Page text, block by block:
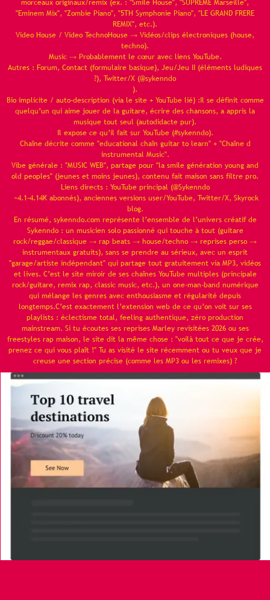
morceaux originaux/remix (ex. : "Smile House", "SUPREME Marseille",
"Eminem Mix", "Zombie Piano", "5TH Symphonie Piano", "LE GRAND FRERE
REMIX", etc.).
Video House / Video TechnoHouse → Vidéos/clips électroniques (house,
techno).
Music → Probablement le cœur avec liens YouTube.
Autres : Forum, Contact (formulaire basique), Jeu/Jeu II (éléments ludiques
?), Twitter/X (@sykenndo
).
Bio implicite / auto-description (via le site + YouTube lié) :Il se définit comme
quelqu’un qui aime jouer de la guitare, écrire des chansons, a appris la
musique tout seul (autodidacte pur).
Il expose ce qu’il fait sur YouTube (#sykenndo).
Chaîne décrite comme "educational chaîn guitar to learn" + "Chaîne d
instrumental Music".
Vibe générale : "MUSIC WEB", partage pour "la smile génération young and
old peoples" (jeunes et moins jeunes), contenu fait maison sans filtre pro.
Liens directs : YouTube principal (@Sykenndo
~4.1–4.14K abonnés), anciennes versions user/YouTube, Twitter/X, Skyrock
blog.
En résumé, sykenndo.com représente l’ensemble de l’univers créatif de
Sykenndo : un musicien solo passionné qui touche à tout (guitare
rock/reggae/classique → rap beats → house/techno → reprises perso →
instrumentaux gratuits), sans se prendre au sérieux, avec un esprit
"garage/artiste indépendant" qui partage tout gratuitement via MP3, vidéos
et lives. C’est le site miroir de ses chaînes YouTube multiples (principale
rock/guitare, remix rap, classic music, etc.), un one-man-band numérique
qui mélange les genres avec enthousiasme et régularité depuis
longtemps.C’est exactement l’extension web de ce qu’on voit sur ses
playlists : éclectisme total, feeling authentique, zéro production
mainstream. Si tu écoutes ses reprises Marley revisitées 2026 ou ses
freestyles rap maison, le site dit la même chose : "voilà tout ce que je crée,
prenez ce qui vous plaît !" Tu as visité le site récemment ou tu veux que je
creuse une section précise (comme les MP3 ou les remixes) ?